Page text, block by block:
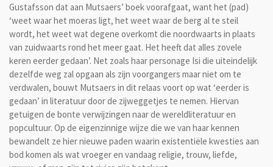
Gustafsson dat aan Mutsaers’ boek voorafgaat, want het (pad)
‘weet waar het moeras ligt, het weet waar de berg al te steil
wordt, het weet wat degene overkomt die noordwaarts in plaats
van zuidwaarts rond het meer gaat. Het heeft dat alles zovele
keren eerder gedaan’. Net zoals haar personage Isi die uiteindelijk
dezelfde weg zal opgaan als zijn voorgangers maar niet om te
verdwalen, bouwt Mutsaers in dit relaas voort op wat ‘eerder is
gedaan’ in literatuur door de zijweggetjes te nemen. Hiervan
getuigen de bonte verwijzingen naar de wereldliteratuur en
popcultuur. Op de eigenzinnige wijze die we van haar kennen
bewandelt ze hier nieuwe paden waarin existentiële kwesties aan
bod komen als wat vroeger en vandaag religie, trouw, liefde,